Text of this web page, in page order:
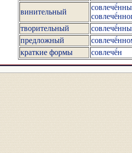
винительный
творительный
предложный
краткие формы
совлечё́н